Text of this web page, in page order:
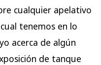
cualquier apelativo
tenemos en lo
acerca de algún
de tanque